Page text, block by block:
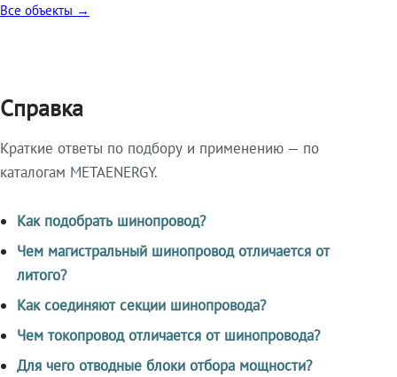
Все объекты →
Справка
Краткие ответы по подбору и применению — по
каталогам METAENERGY.
Как подобрать шинопровод?
Чем магистральный шинопровод отличается от
литого?
Как соединяют секции шинопровода?
Чем токопровод отличается от шинопровода?
Для чего отводные блоки отбора мощности?